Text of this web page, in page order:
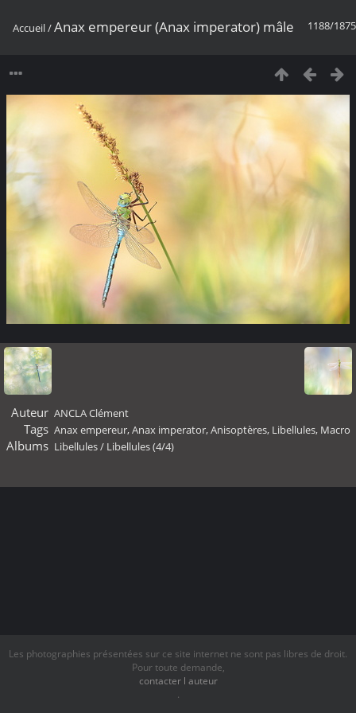
1188/1875
Accueil/Anax empereur (Anax imperator) mâle
Auteur ANCLA Clément
Tags Anax empereur,Anax imperator,Anisoptères, Libellules, Macro
Albums Libellules/ Libellules (4/4)
Les photographies présentées sur ce site internet ne sont pas libres de droit.
Pour toute demande,
contacter l auteur
.